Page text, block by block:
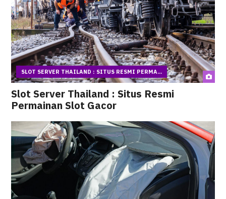
SLOT SERVER THAILAND : SITUS RESMI PERMA...
Slot Server Thailand : Situs Resmi
Permainan Slot Gacor